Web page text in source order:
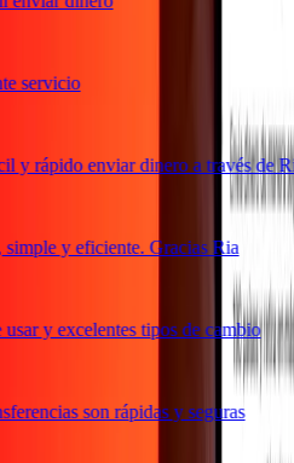
servicio
rápido enviar dinero a través de Ria
y eficiente. Gracias Ria
y excelentes tipos de cambio
son rápidas y seguras